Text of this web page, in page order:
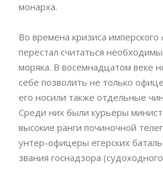
монарха.
Во времена кризиса имперского
перестал считаться
моряка. В восемнадцатом веке
себе позволить не только
его носили также отдельные
Среди них были курьеры
высокие ранги починочной
унтер-офицеры егерских
звания госнадзора